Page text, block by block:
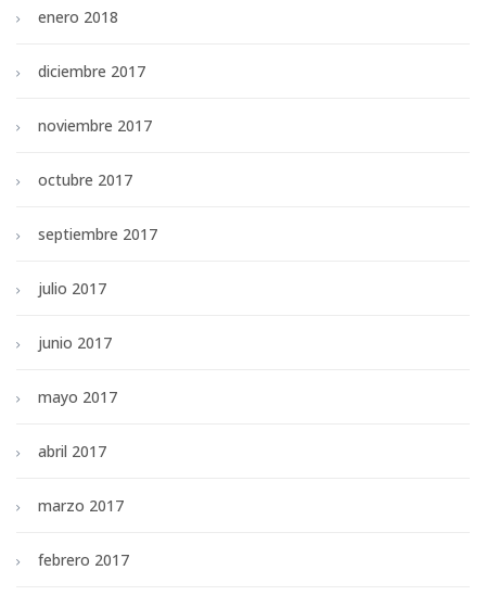
enero 2018
diciembre 2017
noviembre 2017
octubre 2017
septiembre 2017
julio 2017
junio 2017
mayo 2017
abril 2017
marzo 2017
febrero 2017